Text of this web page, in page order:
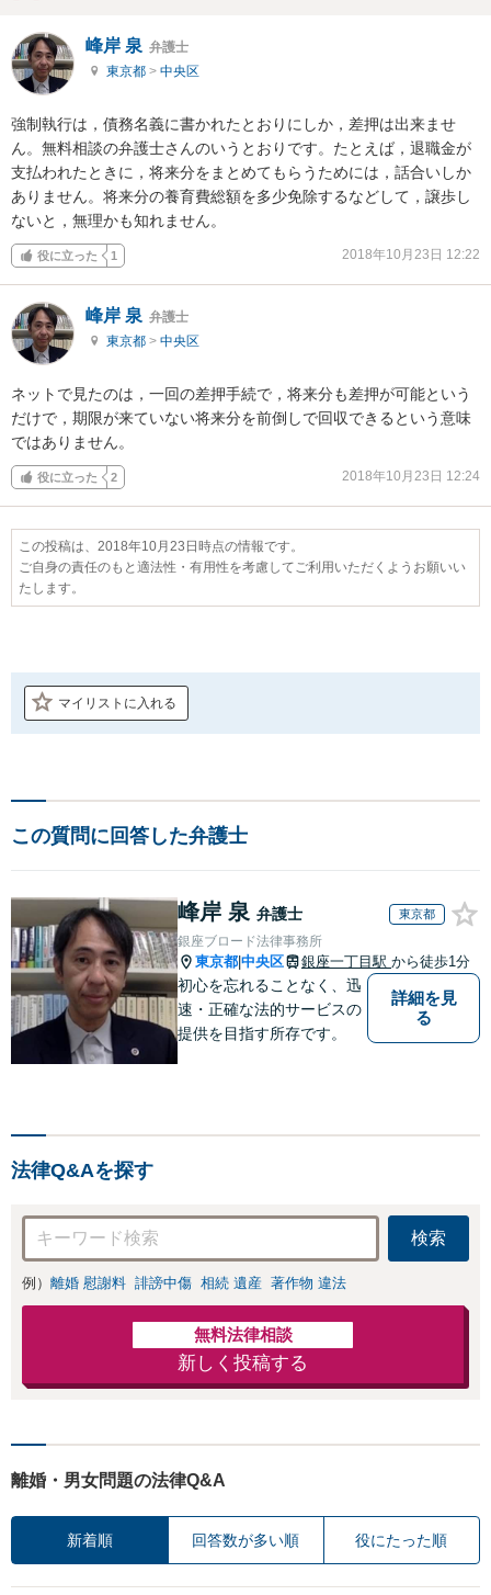
峰岸 泉 弁護士
東京都 > 中央区
強制執行は，債務名義に書かれたとおりにしか，差押は出来ませ
ん。無料相談の弁護士さんのいうとおりです。たとえば，退職金が
支払われたときに，将来分をまとめてもらうためには，話合いしか
ありません。将来分の養育費総額を多少免除するなどして，譲歩し
ないと，無理かも知れません。
役に立った 1 2018年10月23日 12:22
峰岸 泉 弁護士
東京都 > 中央区
ネットで見たのは，一回の差押手続で，将来分も差押が可能という
だけで，期限が来ていない将来分を前倒しで回収できるという意味
ではありません。
役に立った 2 2018年10月23日 12:24
この投稿は、2018年10月23日時点の情報です。
ご自身の責任のもと適法性・有用性を考慮してご利用いただくようお願いい
たします。
マイリストに入れる
この質問に回答した弁護士
峰岸 泉 弁護士 東京都
銀座ブロード法律事務所
東京都 中央区 銀座一丁目駅 から徒歩1分
初心を忘れることなく、迅
速・正確な法的サービスの
提供を目指す所存です。
詳細を見
る
法律Q&Aを探す
検索
例） 離婚 慰謝料 誹謗中傷 相続 遺産 著作物 違法
無料法律相談
新しく投稿する
離婚・男女問題の法律Q&A
新着順 回答数が多い順 役にたった順